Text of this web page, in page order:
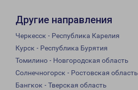
Другие направления
Черкесск - Республика Карелия
Курск - Республика Бурятия
Томилино - Новгородская область
Солнечногорск - Ростовская область
Бангкок - Тверская область